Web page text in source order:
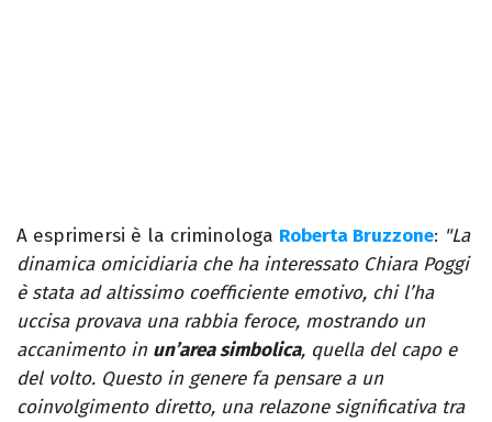
A esprimersi è la criminologa Roberta Bruzzone: "La
dinamica omicidiaria che ha interessato Chiara Poggi
è stata ad altissimo coefficiente emotivo, chi l’ha
uccisa provava una rabbia feroce, mostrando un
accanimento in un’area simbolica, quella del capo e
del volto. Questo in genere fa pensare a un
coinvolgimento diretto, una relazone significativa tra